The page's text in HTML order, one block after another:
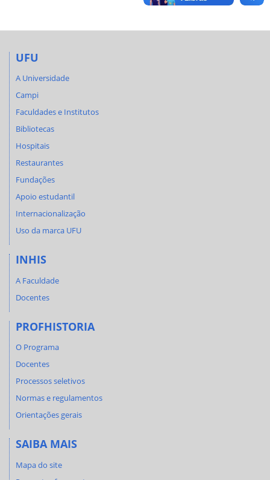
UFU
A Universidade
Campi
Faculdades e Institutos
Bibliotecas
Hospitais
Restaurantes
Fundações
Apoio estudantil
Internacionalização
Uso da marca UFU
INHIS
A Faculdade
Docentes
PROFHISTORIA
O Programa
Docentes
Processos seletivos
Normas e regulamentos
Orientações gerais
SAIBA MAIS
Mapa do site